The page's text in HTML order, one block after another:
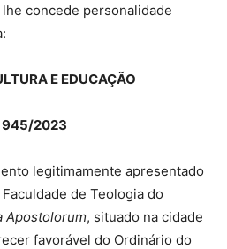
concede personalidade
E EDUCAÇÃO
945/2023
legitimamente apresentado
de Teologia do
Apostolorum, situado na cidade
favorável do Ordinário do